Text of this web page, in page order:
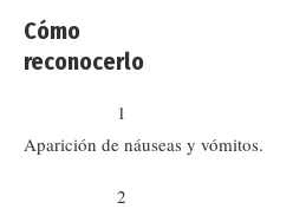
Cómo
reconocerlo
1
Aparición de náuseas y vómitos.
2